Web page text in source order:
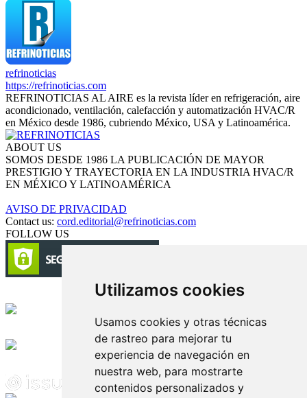
Utilizamos cookies
Usamos cookies y otras técnicas
de rastreo para mejorar tu
experiencia de navegación en
nuestra web, para mostrarte
contenidos personalizados y
refrinoticias
https://refrinoticias.com
REFRINOTICIAS AL AIRE es la revista líder en refrigeración, aire
acondicionado, ventilación, calefacción y automatización HVAC/R
en México desde 1986, cubriendo México, USA y Latinoamérica.
ABOUT US
SOMOS DESDE 1986 LA PUBLICACIÓN DE MAYOR
PRESTIGIO Y TRAYECTORIA EN LA INDUSTRIA HVAC/R
EN MÉXICO Y LATINOAMÉRICA
AVISO DE PRIVACIDAD
Contact us: cord.editorial@refrinoticias.com
FOLLOW US
Circulación certificada
Edición digital con tecnología